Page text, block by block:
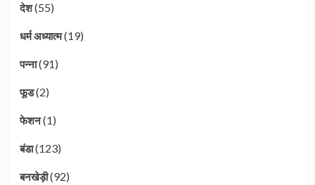
देश(55)
धर्म अध्यात्म(19)
पन्ना(91)
फूड(2)
फेशन(1)
बंडा(123)
बनखेड़ी(92)